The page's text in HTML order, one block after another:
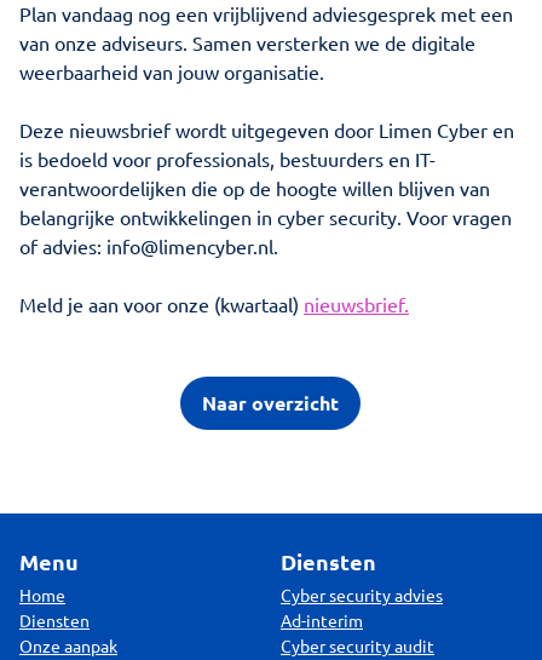
Plan vandaag nog een vrijblijvend adviesgesprek met een
van onze adviseurs. Samen versterken we de digitale
weerbaarheid van jouw organisatie.
Deze nieuwsbrief wordt uitgegeven door Limen Cyber en
is bedoeld voor professionals, bestuurders en IT-
verantwoordelijken die op de hoogte willen blijven van
belangrijke ontwikkelingen in cyber security. Voor vragen
of advies: info@limencyber.nl.
Meld je aan voor onze (kwartaal) nieuwsbrief.
Naar overzicht
Menu
Home
Diensten
Onze aanpak
Diensten
Cyber security advies
Ad-interim
Cyber security audit